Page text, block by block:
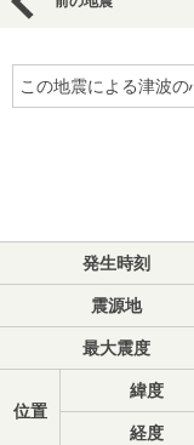
この地震による津波の
発生時刻
震源地
最大震度
位置
緯度
経度